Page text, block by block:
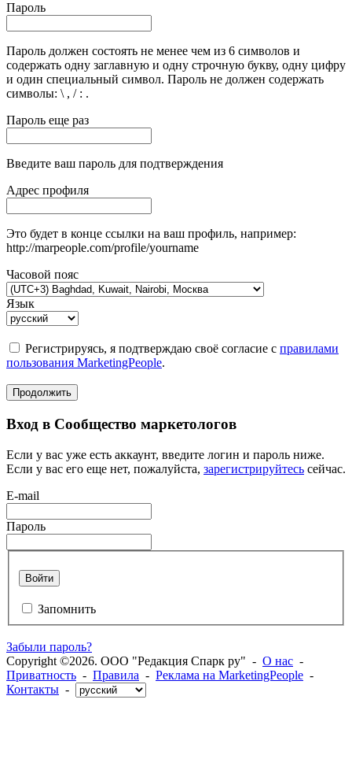
Пароль
Пароль должен состоять не менее чем из 6 символов и
содержать одну заглавную и одну строчную букву, одну цифру
и один специальный символ. Пароль не должен содержать
символы: \ , / : .
Пароль еще раз
Введите ваш пароль для подтверждения
Адрес профиля
Это будет в конце ссылки на ваш профиль, например:
http://marpeople.com/profile/yourname
Часовой пояс
Язык
Регистрируясь, я подтверждаю своё согласие с правилами
пользования MarketingPeople.
Продолжить
Вход в Сообщество маркетологов
Если у вас уже есть аккаунт, введите логин и пароль ниже.
Если у вас его еще нет, пожалуйста, зарегистрируйтесь сейчас.
E-mail
Пароль
Войти
Запомнить
Забыли пароль?
Copyright ©2026. ООО "Редакция Спарк ру" - О нас -
Приватность - Правила - Реклама на MarketingPeople -
Контакты -